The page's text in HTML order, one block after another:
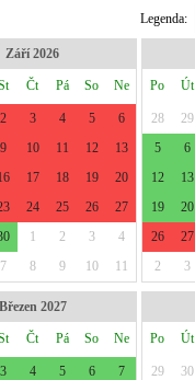
Legenda:
Září 2026
Čt Pá So Ne
2 3 4 5
6
9 10 11 12
13
17 18 19
20
24 25 26
27
1 2 3
4
7 8 9 10 11
Po Út
28 29
5
6
12
13
19
20
26
27
2
3
Březen 2027
Čt Pá So Ne
3 4 5 6
7
Po Út
29 30